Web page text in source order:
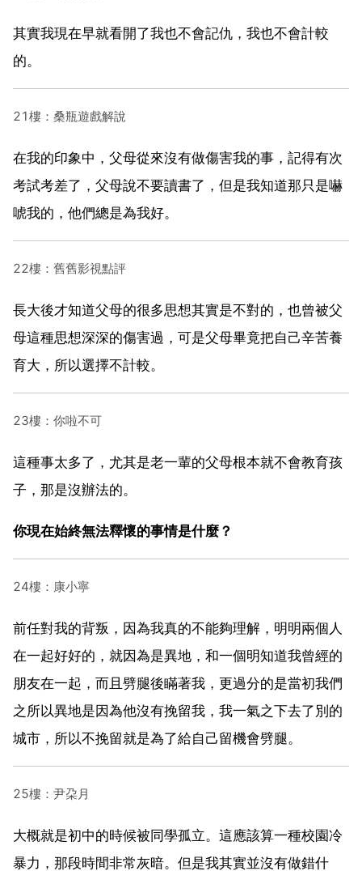
其實我現在早就看開了我也不會記仇，我也不會計較
的。
21樓：桑瓶遊戲解說
在我的印象中，父母從來沒有做傷害我的事，記得有次
考試考差了，父母說不要讀書了，但是我知道那只是嚇
唬我的，他們總是為我好。
22樓：舊舊影視點評
長大後才知道父母的很多思想其實是不對的，也曾被父
母這種思想深深的傷害過，可是父母畢竟把自己辛苦養
育大，所以選擇不計較。
23樓：你啦不可
這種事太多了，尤其是老一輩的父母根本就不會教育孩
子，那是沒辦法的。
你現在始終無法釋懷的事情是什麼？
24樓：康小寧
前任對我的背叛，因為我真的不能夠理解，明明兩個人
在一起好好的，就因為是異地，和一個明知道我曾經的
朋友在一起，而且劈腿後瞞著我，更過分的是當初我們
之所以異地是因為他沒有挽留我，我一氣之下去了別的
城市，所以不挽留就是為了給自己留機會劈腿。
25樓：尹朶月
大概就是初中的時候被同學孤立。這應該算一種校園冷
暴力，那段時間非常灰暗。但是我其實並沒有做錯什